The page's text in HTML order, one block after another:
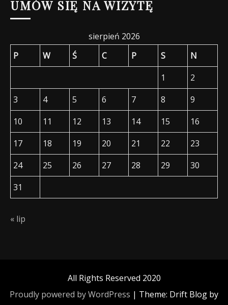
UMÓW SIĘ NA WIZYTĘ
sierpień 2026
P
W Ś C P S
N
1
2
3
4 5 6 7 8
9
10
11 12 13 14 15
16
17
18 19 20 21 22
23
24
25 26 27 28 29
30
31
« lip
All Rights Reserved 2020
Proudly powered by WordPress | Theme: Drift Blog by